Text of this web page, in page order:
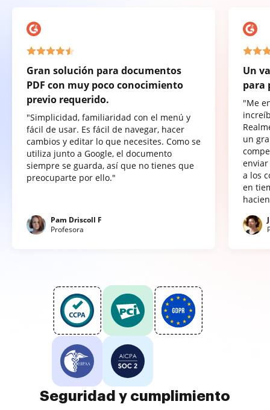
Gran solución para documentos
PDF con muy poco conocimiento
previo requerido.
"Simplicidad, familiaridad con el menú y
fácil de usar. Es fácil de navegar, hacer
cambios y editar lo que necesites. Como se
utiliza junto a Google, el documento
siempre se guarda, así que no tienes que
preocuparte por ello."
Pam Driscoll F
Profesora
Un
para
"Me
un
a los
en
Seguridad y cumplimiento